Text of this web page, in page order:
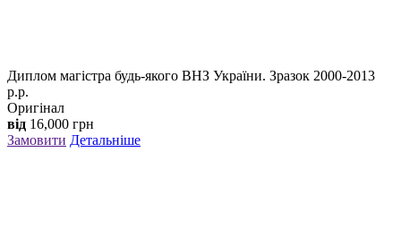
Диплом магістра будь-якого ВНЗ України. Зразок 2000-2013
р.р.
Оригінал
від 16,000 грн
Замовити Детальніше